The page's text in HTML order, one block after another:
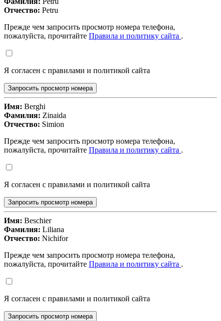
Отчество: Petru
Прежде чем запросить просмотр номера телефона,
пожалуйста, прочитайте Правила и политику сайта .
Я согласен с правилами и политикой сайта
Запросить просмотр номера
Имя: Berghi
Фамилия: Zinaida
Отчество: Simion
Прежде чем запросить просмотр номера телефона,
пожалуйста, прочитайте Правила и политику сайта .
Я согласен с правилами и политикой сайта
Запросить просмотр номера
Имя: Beschier
Фамилия: Liliana
Отчество: Nichifor
Прежде чем запросить просмотр номера телефона,
пожалуйста, прочитайте Правила и политику сайта .
Я согласен с правилами и политикой сайта
Запросить просмотр номера